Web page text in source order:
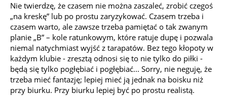
Nie twierdzę, że czasem nie można zaszaleć, zrobić czegoś
„na kreskę” lub po prostu zaryzykować. Czasem trzeba i
czasem warto, ale zawsze trzeba pamiętać o tak zwanym
planie „B” – kole ratunkowym, które ratuje dupę i pozwala
niemal natychmiast wyjść z tarapatów. Bez tego kłopoty w
każdym klubie - zresztą odnosi się to nie tylko do piłki -
będą się tylko pogłębiać i pogłębiać... Sorry, nie neguję, że
trzeba mieć fantazję; lepiej mieć ją jednak na boisku niż
przy biurku. Przy biurku lepiej być po prostu realistą.